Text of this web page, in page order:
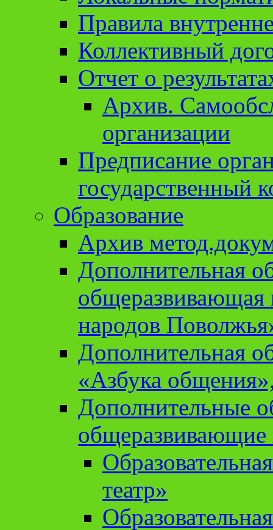
Правила
Коллективный
Отчет о
Архив.
организации
Предписание
государственный
Образование
Архив
Дополнительная
народов
Дополнительная
«Азбука
Дополнительные
театр»